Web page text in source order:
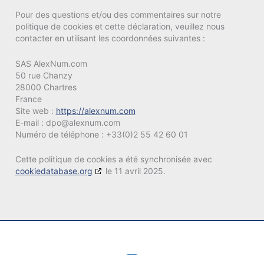
Pour des questions et/ou des commentaires sur notre
politique de cookies et cette déclaration, veuillez nous
contacter en utilisant les coordonnées suivantes :
SAS AlexNum.com
50 rue Chanzy
28000 Chartres
France
Site web : https://alexnum.com
E-mail : dpo@alexnum.com
Numéro de téléphone : +33(0)2 55 42 60 01
Cette politique de cookies a été synchronisée avec
cookiedatabase.org
le 11 avril 2025.